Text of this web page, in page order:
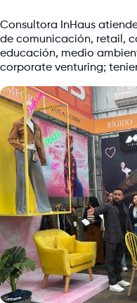
Consultora InHaus
de comunicación, retail,
educación, medio
corporate venturing;